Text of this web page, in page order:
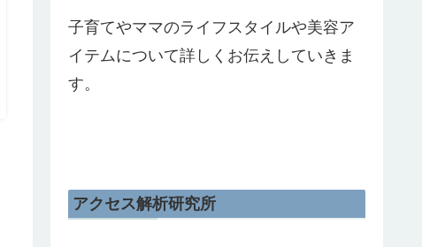
子育てやママのライフスタイルや美容ア
イテムについて詳しくお伝えしていきま
す。
アクセス解析研究所